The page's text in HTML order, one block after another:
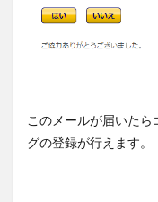
このメールが届いた
グの登録が行えます。